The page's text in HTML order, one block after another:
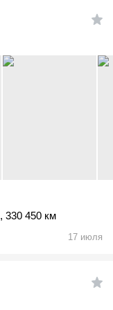
, 330 450 км
17 июля